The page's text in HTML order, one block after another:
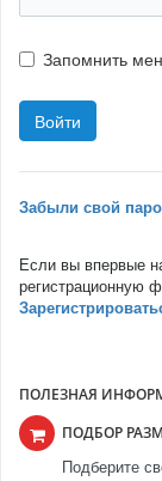
Запомнить
Забыли свой
Если вы впервые
регистрационную
ПОЛЕЗНАЯ
ПОДБОР
Подберите